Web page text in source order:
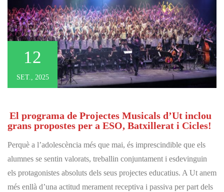
12
SET., 2025
El programa de Projectes Musicals d’Ut inclou
grans propostes per a ESO, Batxillerat i Cicles!
Perquè a l’adolescència més que mai, és imprescindible que els
alumnes se sentin valorats, treballin conjuntament i esdevinguin
els protagonistes absoluts dels seus projectes educatius. A Ut anem
més enllà d’una actitud merament receptiva i passiva per part dels